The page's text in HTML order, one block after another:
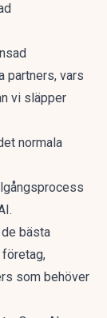
partners, vars
vi släpper
normala
bästa
företag,
som behöver